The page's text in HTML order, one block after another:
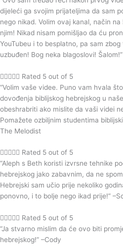
dijeleći ga svojim prijateljima da sam
nego nikad. Volim ovaj kanal, način
njim! Nikad nisam pomišljao da ću
YouTubeu i to besplatno, pa sam
uzbuđen! Bog neka blagoslovi!
 Rated 5 out of 5
“Volim vaše videe. Puno vam hvala
dovođenja biblijskog hebrejskog u
obeshrabriti ako mislite da vaši videi
Pomažete ozbiljnim studentima
The Melodist
 Rated 5 out of 5
“Aleph s Beth koristi izvrsne tehnike
hebrejskog jako zabavnim, da ne
Hebrejski sam učio prije nekoliko
ponovno, i to bolje nego ikad prije!”
 Rated 5 out of 5
“Ja stvarno mislim da će ovo biti
hebrejskog!” –Cody